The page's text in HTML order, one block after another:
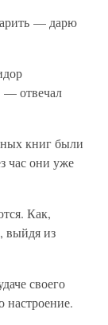
— дарю
— отвечал
книг были
час они уже
Как,
выйдя из
своего
настроение.